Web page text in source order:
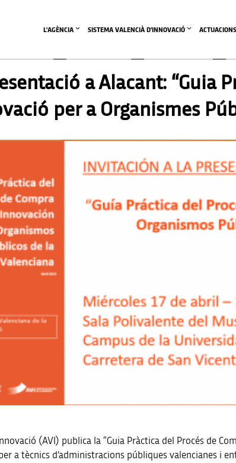
L'AGÈNCIA SISTEMA VALENCIÀ D'INNOVACIÓ ACTUACIONS
a Alacant:
per a Organismes
(AVI) publica la “Guia Pràctica del Procés de
a tècnics d’administracions públiques valencianes i